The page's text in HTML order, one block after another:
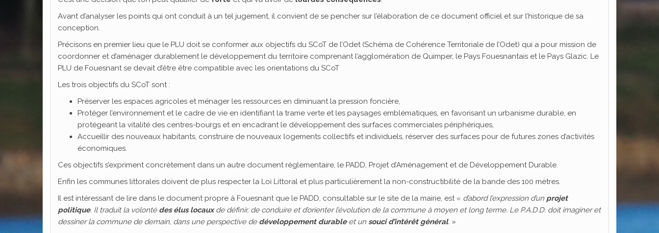
Avant d’analyser les points qui ont conduit à un tel jugement, il convient de se pencher sur l’élaboration de ce document officiel et sur l’historique de sa
conception.
Précisons en premier lieu que le PLU doit se conformer aux objectifs du SCoT de l’Odet (Schéma de Cohérence Territoriale de l’Odet) qui a pour mission de
coordonner et d’aménager durablement le développement du territoire comprenant l’agglomération de Quimper, le Pays Fouesnantais et le Pays Glazic. Le
PLU de Fouesnant se devait d’être être compatible avec les orientations du SCoT
Les trois objectifs du SCoT sont :
Préserver les espaces agricoles et ménager les ressources en diminuant la pression foncière,
Protéger l’environnement et le cadre de vie en identifiant la trame verte et les paysages emblématiques, en favorisant un urbanisme durable, en
protégeant la vitalité des centres-bourgs et en encadrant le développement des surfaces commerciales périphériques,
Accueillir des nouveaux habitants, construire de nouveaux logements collectifs et individuels, réserver des surfaces pour de futures zones d’activités
économiques.
Ces objectifs s’expriment concrètement dans un autre document réglementaire, le PADD, Projet d’Aménagement et de Développement Durable.
Enfin les communes littorales doivent de plus respecter la Loi Littoral et plus particulièrement la non-constructibilité de la bande des 100 mètres.
Il est intéressant de lire dans le document propre à Fouesnant que le PADD, consultable sur le site de la mairie, est « d’abord l’expression d’un projet
politique. Il traduit la volonté des élus locauxde définir, de conduire et d’orienter l’évolution de la commune à moyen et long terme. Le P.A.D.D. doit imaginer et
dessiner la commune de demain, dans une perspective de développement durableet un souci d’intérêt général. »